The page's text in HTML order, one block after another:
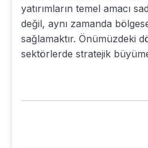
yatırımların temel amacı
değil, aynı zamanda
sağlamaktır. Önümüzdeki
sektörlerde stratejik